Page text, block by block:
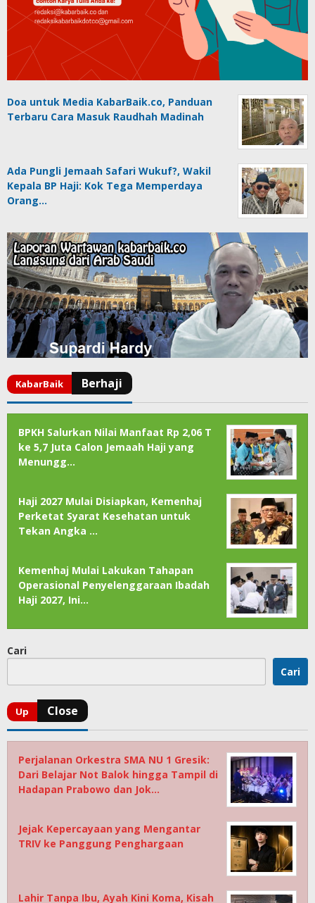
Doa untuk Media KabarBaik.co, Panduan
Terbaru Cara Masuk Raudhah Madinah
Ada Pungli Jemaah Safari Wukuf?, Wakil
Kepala BP Haji: Kok Tega Memperdaya
Orang…
BPKH Salurkan Nilai Manfaat Rp 2,06 T
ke 5,7 Juta Calon Jemaah Haji yang
Menungg…
Haji 2027 Mulai Disiapkan, Kemenhaj
Perketat Syarat Kesehatan untuk
Tekan Angka …
Kemenhaj Mulai Lakukan Tahapan
Operasional Penyelenggaraan Ibadah
Haji 2027, Ini…
Cari
Cari
Perjalanan Orkestra SMA NU 1 Gresik:
Dari Belajar Not Balok hingga Tampil di
Hadapan Prabowo dan Jok…
Jejak Kepercayaan yang Mengantar
TRIV ke Panggung Penghargaan
Lahir Tanpa Ibu, Ayah Kini Koma, Kisah